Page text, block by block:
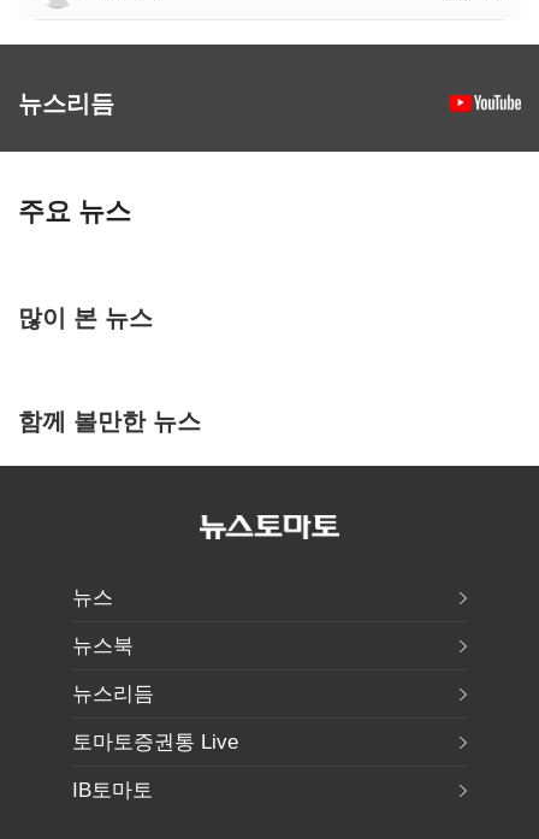
뉴스리듬
주요 뉴스
많이 본 뉴스
함께 볼만한 뉴스
뉴스
뉴스북
뉴스리듬
토마토증권통 Live
IB토마토